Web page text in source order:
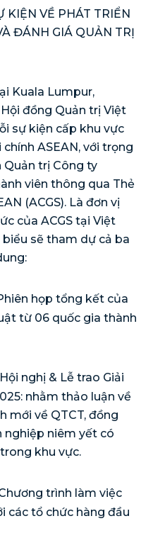
KIỆN VỀ PHÁT TRIỂN
ĐÁNH GIÁ QUẢN TRỊ
Kuala Lumpur,
đồng Quản trị Việt
sự kiện cấp khu vực
ASEAN, với trọng
trị Công ty
viên thông qua Thẻ
(ACGS). Là đơn vị
của ACGS tại Việt
biểu sẽ tham dự cả ba
họp tổng kết của
từ 06 quốc gia thành
nghị & Lễ trao Giải
nhằm thảo luận về
mới về QTCT, đồng
nghiệp niêm yết có
khu vực.
trình làm việc
các tổ chức hàng đầu